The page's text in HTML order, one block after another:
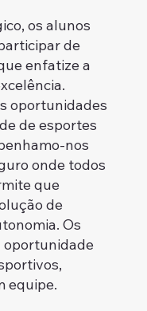
os alunos
de
enfatize a
oportunidades
de esportes
nos
onde todos
que
de
Os
oportunidade
equipe.